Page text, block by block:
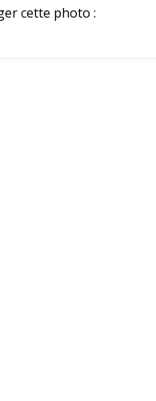
cette photo :